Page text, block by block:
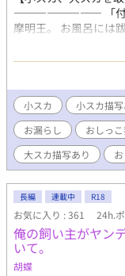
―――――――― 「付喪
摩明王。 お風呂には
ら、跋陀婆羅菩薩
話読み切りの短編集
が、読み切りなので
【注意】 この作品は
としています。 恋愛
いBL、もしくは女攻
ます】 小スカ、大ス
トルに記します】 BL
攻め 【区分について
を指します ・CPなし
スメイト等のものを
のものを指します
小スカ 小スカ描写
お漏らし
おしっ
大スカ描写あり
長編 連載中 R18
お気に入り : 361 24h.
俺の飼い主がヤン
いて。
胡蝶